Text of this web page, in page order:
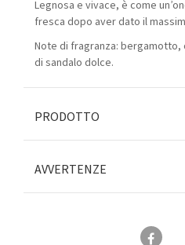
Legnosa e vivace, è come
fresca dopo aver dato il
Note di fragranza: bergamotto,
di sandalo dolce.
PRODOTTO
AVVERTENZE